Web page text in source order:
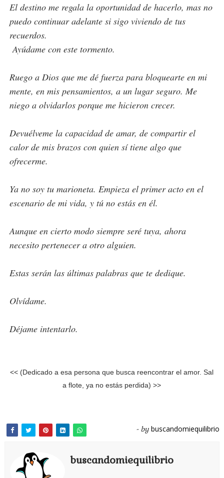
El destino me regala la oportunidad de hacerlo, mas no
puedo continuar adelante si sigo viviendo de tus
recuerdos.
Ayúdame con este tormento.
Ruego a Dios que me dé fuerza para bloquearte en mi
mente, en mis pensamientos, a un lugar seguro. Me
niego a olvidarlos porque me hicieron crecer.
Devuélveme la capacidad de amar, de compartir el
calor de mis brazos con quien sí tiene algo que
ofrecerme.
Ya no soy tu marioneta. Empieza el primer acto en el
escenario de mi vida, y tú no estás en él.
Aunque en cierto modo siempre seré tuya, ahora
necesito pertenecer a otro alguien.
Estas serán las últimas palabras que te dedique.
Olvídame.
Déjame intentarlo.
<< (Dedicado a esa persona que busca reencontrar el amor. Sal
a flote, ya no estás perdida) >>
- by buscandomiequilibrio
buscandomiequilibrio